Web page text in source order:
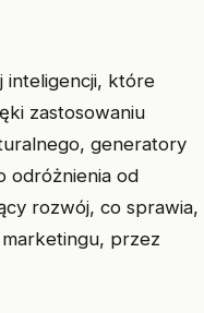
inteligencji, które
zastosowaniu
generatory
odróżnienia od
rozwój, co sprawia,
przez